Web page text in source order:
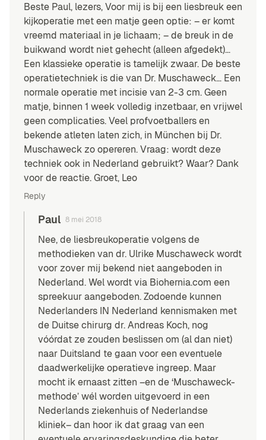
Beste Paul, lezers, Voor mij is bij een liesbreuk een
kijkoperatie met een matje geen optie: – er komt
vreemd materiaal in je lichaam; – de breuk in de
buikwand wordt niet gehecht (alleen afgedekt)…
Een klassieke operatie is tamelijk zwaar. De beste
operatietechniek is die van Dr. Muschaweck… Een
normale operatie met incisie van 2-3 cm. Geen
matje, binnen 1 week volledig inzetbaar, en vrijwel
geen complicaties. Veel profvoetballers en
bekende atleten laten zich, in München bij Dr.
Muschaweck zo opereren. Vraag: wordt deze
techniek ook in Nederland gebruikt? Waar? Dank
voor de reactie. Groet, Leo
Reply
Paul 8 mei 2018
Nee, de liesbreukoperatie volgens de
methodieken van dr. Ulrike Muschaweck wordt
voor zover mij bekend niet aangeboden in
Nederland. Wel wordt via Biohernia.com een
spreekuur aangeboden. Zodoende kunnen
Nederlanders IN Nederland kennismaken met
de Duitse chirurg dr. Andreas Koch, nog
vóórdat ze zouden beslissen om (al dan niet)
naar Duitsland te gaan voor een eventuele
daadwerkelijke operatieve ingreep. Maar
mocht ik ernaast zitten –en de ‘Muschaweck-
methode’ wél worden uitgevoerd in een
Nederlands ziekenhuis of Nederlandse
kliniek– dan hoor ik dat graag van een